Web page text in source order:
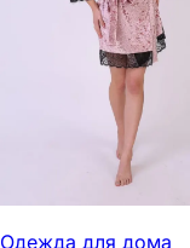
Одежда для дома